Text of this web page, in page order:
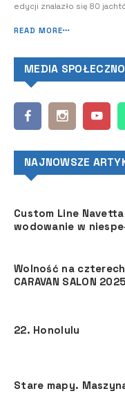
edycji znalazło się 80
READ MORE
MEDIA
NAJNOWSZE
Custom Line
wodowanie w
Wolność na
CARAVAN SALON 2025
22. Honolulu
Stare mapy.